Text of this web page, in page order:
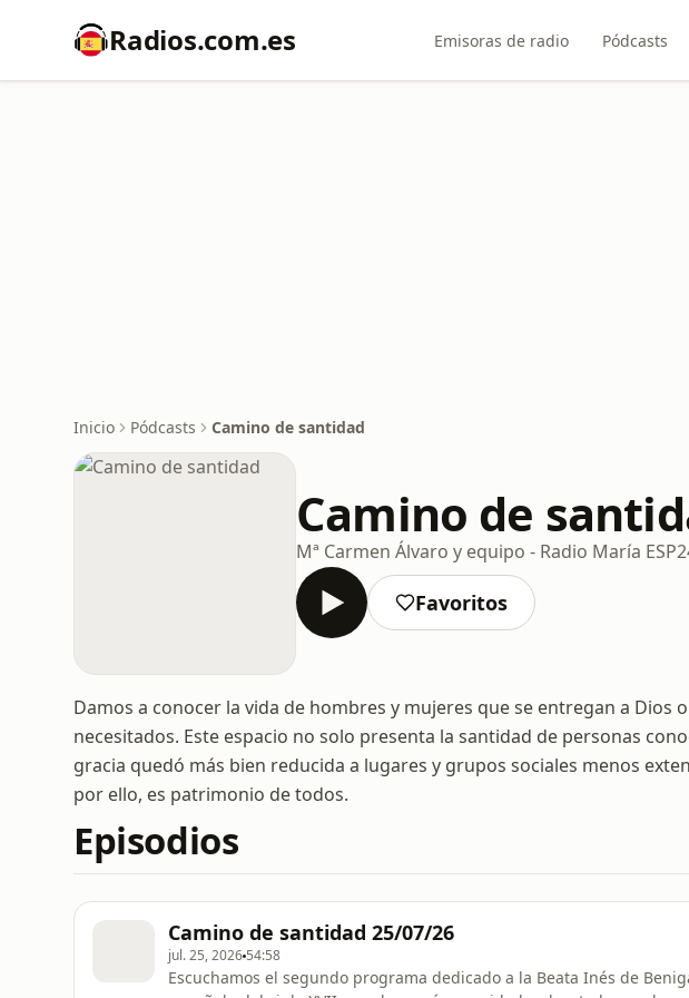
Radios.com.es Emisoras de radio Pódcasts
Inicio Pódcasts Camino de santidad
Camino de
Mª Carmen Álvaro y equipo - Radio María ESP
Favoritos
Damos a conocer la vida de hombres y mujeres que se entregan a Dios
necesitados. Este espacio no solo presenta la santidad de personas
gracia quedó más bien reducida a lugares y grupos sociales menos
por ello, es patrimonio de todos.
Episodios
Camino de santidad 25/07/26
jul. 25, 2026 54:58
Escuchamos el segundo programa dedicado a la Beata Inés de